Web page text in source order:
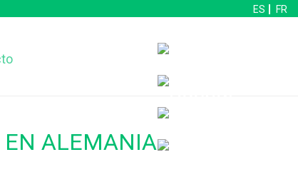
ES FR
ALEMANIA